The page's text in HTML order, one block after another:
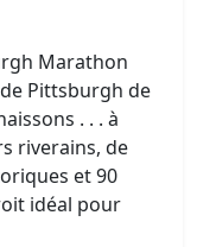
Marathon
Pittsburgh de
. . . à
riverains, de
et 90
idéal pour